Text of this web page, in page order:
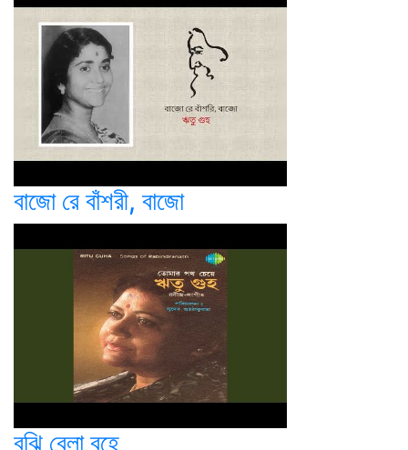
বাজো রে বাঁশরী, বাজো
বুঝি বেলা বহে